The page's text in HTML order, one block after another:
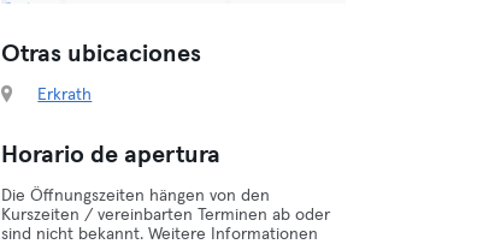
Otras ubicaciones
Erkrath
Horario de apertura
Die Öffnungszeiten hängen von den
Kurszeiten / vereinbarten Terminen ab oder
sind nicht bekannt. Weitere Informationen